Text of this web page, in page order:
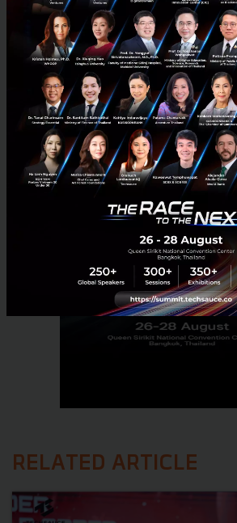
บทความนี้เป็น Advertorial
Startup Hardware development
Synergy Technology
No comment
RELATED ARTICLE